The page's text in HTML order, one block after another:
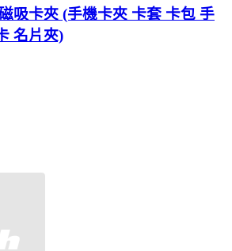
吸卡夾 (手機卡夾 卡套 卡包 手
名片夾)